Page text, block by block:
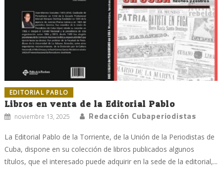
EDITORIAL PABLO
Libros en venta de la Editorial Pablo
noviembre 13, 2025 Redacción Cubaperiodistas
La Editorial Pablo de la Torriente, de la Unión de la Periodistas de
Cuba, dispone en su colección de libros publicados algunos
títulos, que el interesado puede adquirir en la sede de la editorial,...